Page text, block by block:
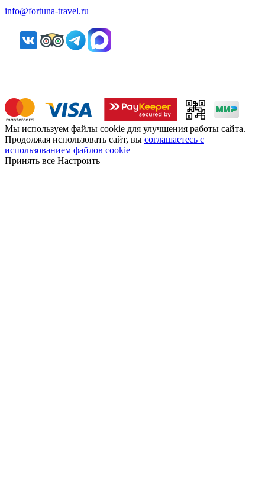
info@fortuna-travel.ru
Мы используем файлы cookie для улучшения работы сайта.
Продолжая использовать сайт, вы соглашаетесь с
использованием файлов cookie
Принять все Настроить